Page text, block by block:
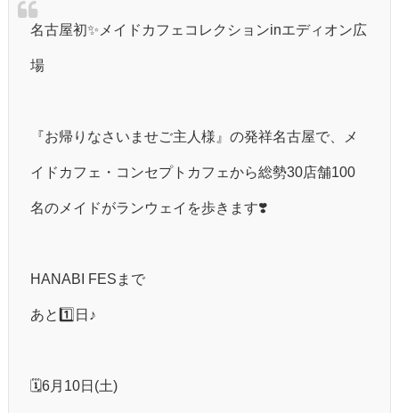
名古屋初✨メイドカフェコレクションinエディオン広
場
『お帰りなさいませご主人様』の発祥名古屋で、メ
イドカフェ・コンセプトカフェから総勢30店舗100
名のメイドがランウェイを歩きます❣️
HANABI FESまで
あと︎1️⃣日♪
🗓6月10日(土)